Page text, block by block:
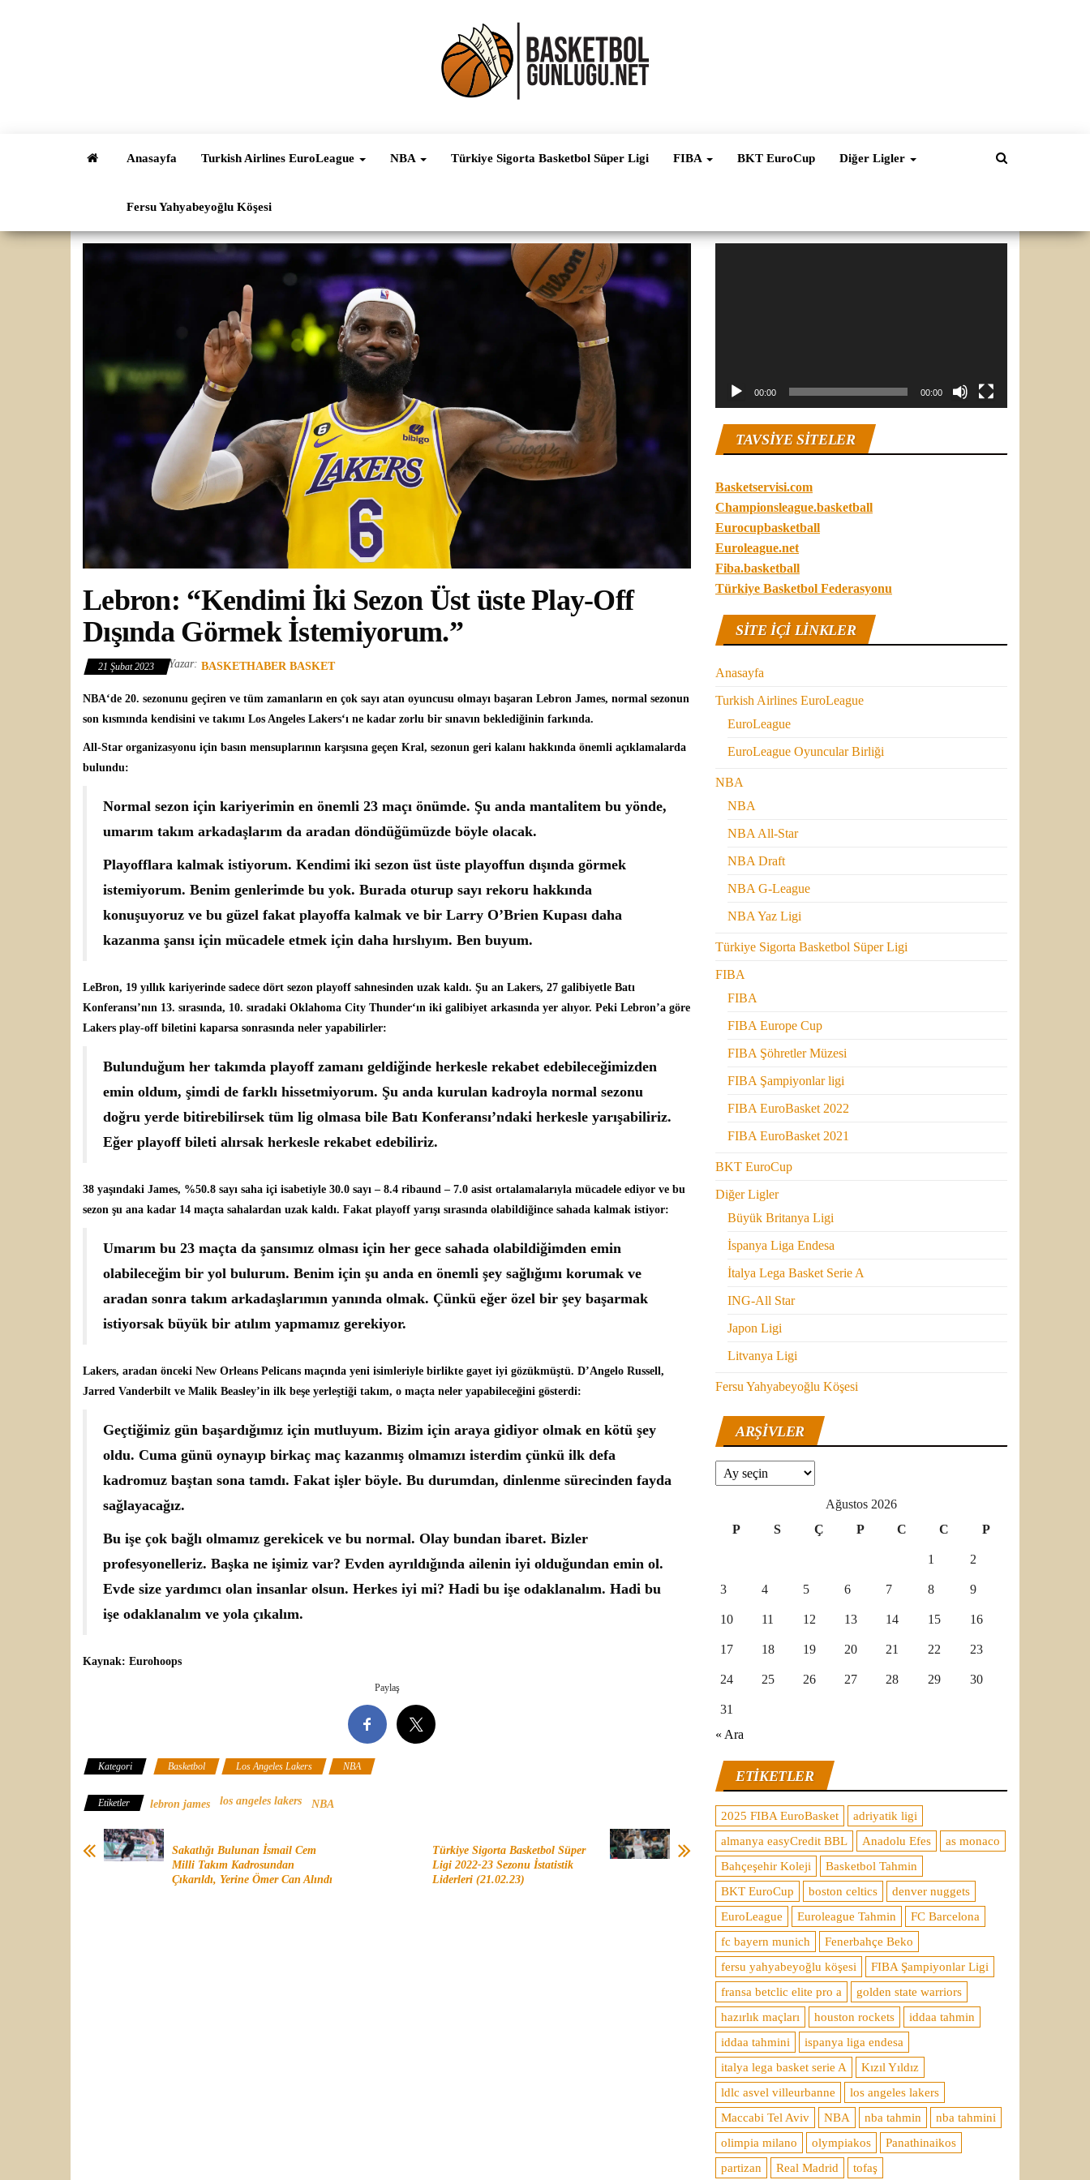
Haber
Süper Lig ve
Dünya
Anasayfa Turkish Airlines EuroLeague NBA Türkiye Sigorta Basketbol Süper Ligi FIBA BKT EuroCup Diğer Ligler
Fersu Yahyabeyoğlu Köşesi
Lebron: “Kendimi İki Sezon Üst üste Play-Off
Dışında Görmek İstemiyorum.”
21 Şubat 2023 Yazar: BASKETHABER BASKET
NBA‘de 20. sezonunu geçiren ve tüm zamanların en çok sayı atan oyuncusu olmayı başaran Lebron James, normal sezonun
son kısmında kendisini ve takımı Los Angeles Lakers‘ı ne kadar zorlu bir sınavın beklediğinin farkında.
All-Star organizasyonu için basın mensuplarının karşısına geçen Kral, sezonun geri kalanı hakkında önemli açıklamalarda
bulundu:
Normal sezon için kariyerimin en önemli 23 maçı önümde. Şu anda mantalitem bu yönde,
umarım takım arkadaşlarım da aradan döndüğümüzde böyle olacak.
Playofflara kalmak istiyorum. Kendimi iki sezon üst üste playoffun dışında görmek
istemiyorum. Benim genlerimde bu yok. Burada oturup sayı rekoru hakkında
konuşuyoruz ve bu güzel fakat playoffa kalmak ve bir Larry O’Brien Kupası daha
kazanma şansı için mücadele etmek için daha hırslıyım. Ben buyum.
LeBron, 19 yıllık kariyerinde sadece dört sezon playoff sahnesinden uzak kaldı. Şu an Lakers, 27 galibiyetle Batı
Konferansı’nın 13. sırasında, 10. sıradaki Oklahoma City Thunder‘ın iki galibiyet arkasında yer alıyor. Peki Lebron’a göre
Lakers play-off biletini kaparsa sonrasında neler yapabilirler:
Bulunduğum her takımda playoff zamanı geldiğinde herkesle rekabet edebileceğimizden
emin oldum, şimdi de farklı hissetmiyorum. Şu anda kurulan kadroyla normal sezonu
doğru yerde bitirebilirsek tüm lig olmasa bile Batı Konferansı’ndaki herkesle yarışabiliriz.
Eğer playoff bileti alırsak herkesle rekabet edebiliriz.
38 yaşındaki James, %50.8 sayı saha içi isabetiyle 30.0 sayı – 8.4 ribaund – 7.0 asist ortalamalarıyla mücadele ediyor ve bu
sezon şu ana kadar 14 maçta sahalardan uzak kaldı. Fakat playoff yarışı sırasında olabildiğince sahada kalmak istiyor:
Umarım bu 23 maçta da şansımız olması için her gece sahada olabildiğimden emin
olabileceğim bir yol bulurum. Benim için şu anda en önemli şey sağlığımı korumak ve
aradan sonra takım arkadaşlarımın yanında olmak. Çünkü eğer özel bir şey başarmak
istiyorsak büyük bir atılım yapmamız gerekiyor.
Lakers, aradan önceki New Orleans Pelicans maçında yeni isimleriyle birlikte gayet iyi gözükmüştü. D’Angelo Russell,
Jarred Vanderbilt ve Malik Beasley’in ilk beşe yerleştiği takım, o maçta neler yapabileceğini gösterdi:
Geçtiğimiz gün başardığımız için mutluyum. Bizim için araya gidiyor olmak en kötü şey
oldu. Cuma günü oynayıp birkaç maç kazanmış olmamızı isterdim çünkü ilk defa
kadromuz baştan sona tamdı. Fakat işler böyle. Bu durumdan, dinlenme sürecinden fayda
sağlayacağız.
Bu işe çok bağlı olmamız gerekicek ve bu normal. Olay bundan ibaret. Bizler
profesyonelleriz. Başka ne işimiz var? Evden ayrıldığında ailenin iyi olduğundan emin ol.
Evde size yardımcı olan insanlar olsun. Herkes iyi mi? Hadi bu işe odaklanalım. Hadi bu
işe odaklanalım ve yola çıkalım.
Kaynak: Eurohoops
Paylaş
Kategori Basketbol Los Angeles Lakers NBA
Etiketler lebron james los angeles lakers NBA
Sakatlığı Bulunan İsmail Cem
Milli Takım Kadrosundan
Çıkarıldı, Yerine Ömer Can Alındı
Türkiye Sigorta Basketbol Süper
Ligi 2022-23 Sezonu İstatistik
Liderleri (21.02.23)
00:00 00:00
TAVSIYE SITELER
Basketservisi.com
Championsleague.basketball
Eurocupbasketball
Euroleague.net
Fiba.basketball
Türkiye Basketbol Federasyonu
SITE IÇI LINKLER
Anasayfa
Turkish Airlines EuroLeague
EuroLeague
EuroLeague Oyuncular Birliği
NBA
NBA
NBA All-Star
NBA Draft
NBA G-League
NBA Yaz Ligi
Türkiye Sigorta Basketbol Süper Ligi
FIBA
FIBA
FIBA Europe Cup
FIBA Şöhretler Müzesi
FIBA Şampiyonlar ligi
FIBA EuroBasket 2022
FIBA EuroBasket 2021
BKT EuroCup
Diğer Ligler
Büyük Britanya Ligi
İspanya Liga Endesa
İtalya Lega Basket Serie A
ING-All Star
Japon Ligi
Litvanya Ligi
Fersu Yahyabeyoğlu Köşesi
ARŞIVLER
Arşivler
Ağustos 2026
P
S Ç P C C P
1 2
3 4 5 6 7 8 9
10 11 12 13 14 15 16
17 18 19 20 21 22 23
24 25 26 27 28 29 30
31
« Ara
ETIKETLER
2025 FIBA EuroBasket
adriyatik ligi
almanya easyCredit BBL
Anadolu Efes
as monaco
Bahçeşehir Koleji
Basketbol Tahmin
BKT EuroCup
boston celtics
denver nuggets
EuroLeague
Euroleague Tahmin
FC Barcelona
fc bayern munich
Fenerbahçe Beko
fersu yahyabeyoğlu köşesi
FIBA Şampiyonlar Ligi
fransa betclic elite pro a
golden state warriors
hazırlık maçları
houston rockets
iddaa tahmin
iddaa tahmini
ispanya liga endesa
italya lega basket serie A
Kızıl Yıldız
ldlc asvel villeurbanne
los angeles lakers
Maccabi Tel Aviv
NBA nba tahmin
nba tahmini
olimpia milano
olympiakos
Panathinaikos
partizan
Real Madrid tofaş